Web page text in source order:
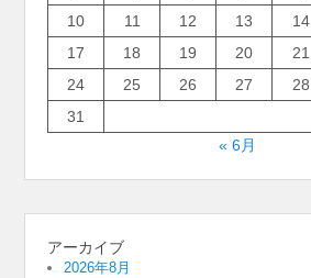
10
11 12 13 14
17
18 19 20 21
24
25 26 27 28
31
« 6月
アーカイブ
2026年8月